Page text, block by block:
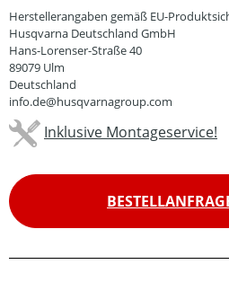
Herstellerangaben gemäß EU-
Husqvarna Deutschland GmbH
Hans-Lorenser-Straße 40
89079 Ulm
Deutschland
info.de@husqvarnagroup.com
Inklusive Montageservice!